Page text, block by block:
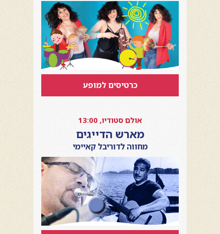
כרטיסים למופע
אולם סטודיו, 13:00
מארש הדייגים
מחווה לדוריבל קאיימי